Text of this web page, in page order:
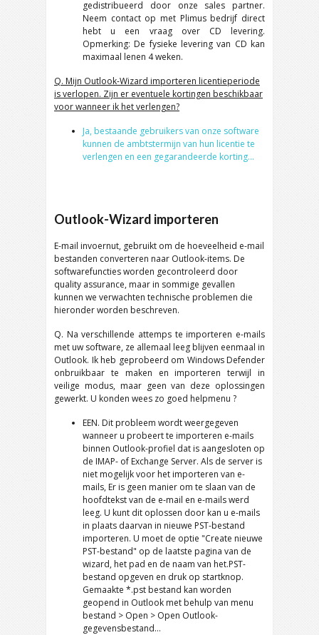
gedistribueerd door onze sales partner.
Neem contact op met Plimus bedrijf direct
hebt u een vraag over CD levering.
Opmerking: De fysieke levering van CD kan
maximaal lenen 4 weken.
Q. Mijn Outlook-Wizard importeren licentieperiode
is verlopen. Zijn er eventuele kortingen beschikbaar
voor wanneer ik het verlengen?
Ja, bestaande gebruikers van onze software
kunnen de ambtstermijn van hun licentie te
verlengen en een gegarandeerde korting…
Outlook-Wizard importeren
E-mail invoernut, gebruikt om de hoeveelheid e-mail
bestanden converteren naar Outlook-items. De
softwarefuncties worden gecontroleerd door
quality assurance, maar in sommige gevallen
kunnen we verwachten technische problemen die
hieronder worden beschreven.
Q. Na verschillende attemps te importeren e-mails
met uw software, ze allemaal leeg blijven eenmaal in
Outlook. Ik heb geprobeerd om Windows Defender
onbruikbaar te maken en importeren terwijl in
veilige modus, maar geen van deze oplossingen
gewerkt. U konden wees zo goed helpmenu ?
EEN. Dit probleem wordt weergegeven
wanneer u probeert te importeren e-mails
binnen Outlook-profiel dat is aangesloten op
de IMAP- of Exchange Server. Als de server is
niet mogelijk voor het importeren van e-
mails, Er is geen manier om te slaan van de
hoofdtekst van de e-mail en e-mails werd
leeg. U kunt dit oplossen door kan u e-mails
in plaats daarvan in nieuwe PST-bestand
importeren. U moet de optie "Create nieuwe
PST-bestand" op de laatste pagina van de
wizard, het pad en de naam van het.PST-
bestand opgeven en druk op startknop.
Gemaakte *.pst bestand kan worden
geopend in Outlook met behulp van menu
bestand > Open > Open Outlook-
gegevensbestand…